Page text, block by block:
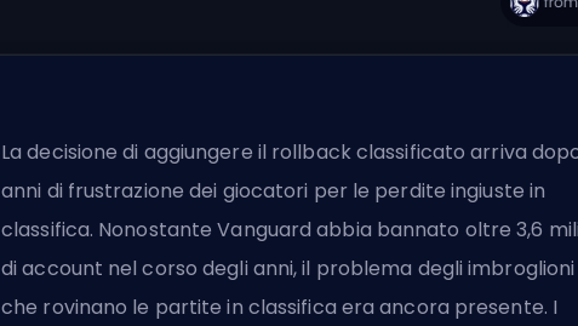
La decisione di aggiungere il rollback classificato arriva
anni di frustrazione dei giocatori per le perdite ingiuste in
classifica. Nonostante Vanguard abbia bannato oltre 3,6
di account nel corso degli anni, il problema degli imbroglioni
che rovinano le partite in classifica era ancora presente. I